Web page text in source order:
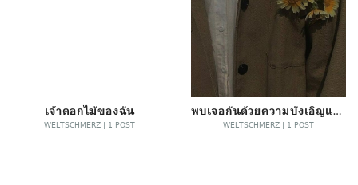
เจ้าดอกไม้ของฉัน
WELTSCHMERZ | 1 POST
พบเจอกันด้วยความบังเอิญและจากลาด้วยความตั้งใจ
WELTSCHMERZ | 1 POST